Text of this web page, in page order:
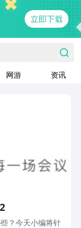
网游 资讯
？今天小编将针